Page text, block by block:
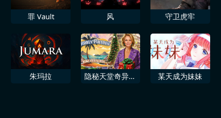
罪 Vault 风 守卫虎牢
朱玛拉
隐秘天堂奇异果
某天成为妹妹